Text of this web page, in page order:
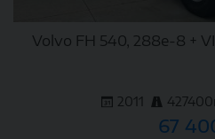
Volvo FH 540, 288e-8 +
2011
67